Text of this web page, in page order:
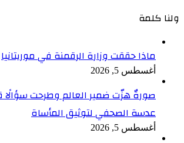
ولنا كلمة
ماذا حققت وزارة الرقمنة في موريتانيا
أغسطس 5, 2026
صورةٌ هزّت ضمير العالم وطرحت
عدسة الصحفي لتوثيق المأساة
أغسطس 5, 2026